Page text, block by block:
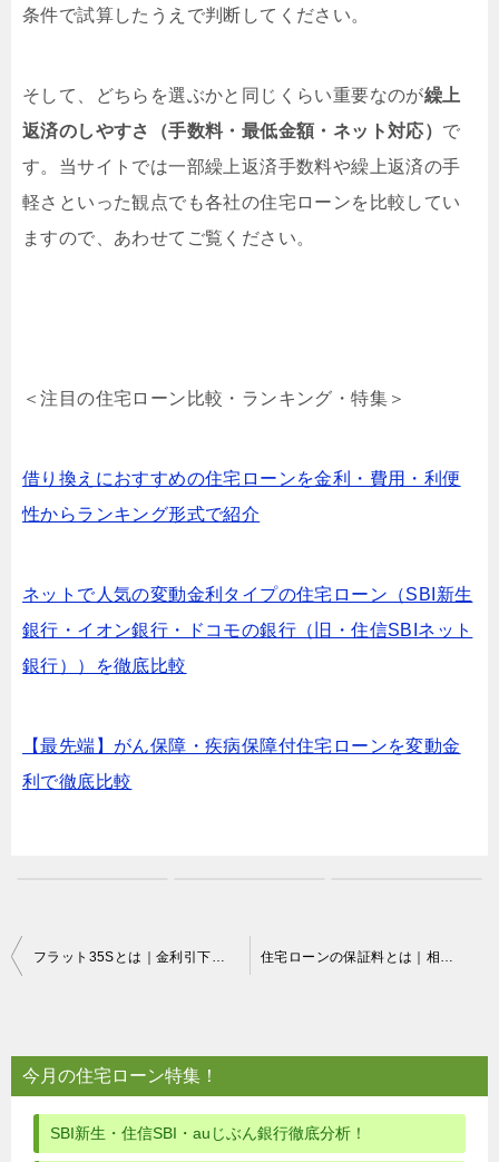
条件で試算したうえで判断してください。
そして、どちらを選ぶかと同じくらい重要なのが繰上
返済のしやすさ（手数料・最低金額・ネット対応） で
す。当サイトでは一部繰上返済手数料や繰上返済の手
軽さといった観点でも各社の住宅ローンを比較してい
ますので、あわせてご覧ください。
＜注目の住宅ローン比較・ランキング・特集＞
借り換えにおすすめの住宅ローンを金利・費用・利便
性からランキング形式で紹介
ネットで人気の変動金利タイプの住宅ローン（SBI新生
銀行・イオン銀行・ドコモの銀行（旧・住信SBIネット
銀行））を徹底比較
【最先端】がん保障・疾病保障付住宅ローンを変動金
利で徹底比較
投
ビ
ゲ
フラット35Sとは｜金利引下げ幅・条件・試算例を最新解説 住宅ローンの保証料とは｜相場・0円の銀行・戻し保証料を解説
今月の住宅ローン特集！
SBI新生・住信SBI・auじぶん銀行徹底分析！